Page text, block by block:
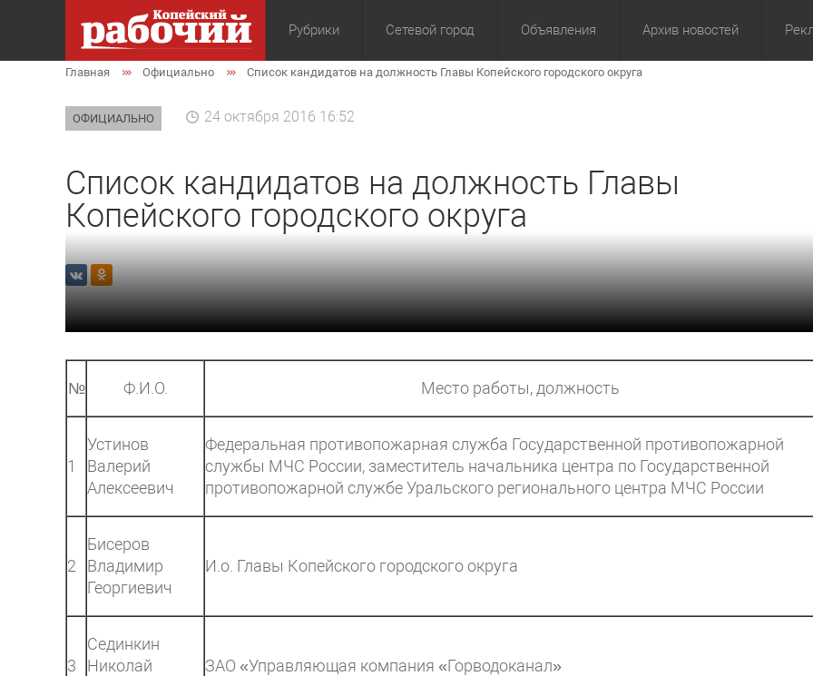
Рубрики
Общество Экономика Культура Политика
Сетевой город Объявления Архив новостей
За сутки
Главная Официально Список кандидатов на должность Главы Копейского городского округа
ОФИЦИАЛЬНО 24 октября 2016 16:52
Список кандидатов на должность Главы
Копейского городского округа
№ Ф.И.О. Место работы, должность
1
Устинов
Валерий
Алексеевич
Федеральная противопожарная служба Государственной противопожарной
службы МЧС России, заместитель начальника центра по Государственной
противопожарной службе Уральского регионального центра МЧС России
2
Бисеров
Владимир
Георгиевич
И.о. Главы Копейского городского округа
3
Сединкин
Николай
ЗАО «Управляющая компания «Горводоканал»